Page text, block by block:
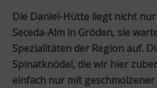
Die Daniel-Hütte liegt nicht
Seceda-Alm in Gröden, sie
Spezialitäten der Region auf.
Spinatknödel, die wir hier
einfach nur mit